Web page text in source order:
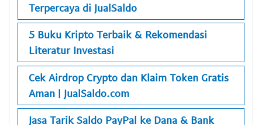
Terpercaya di JualSaldo
5 Buku Kripto Terbaik & Rekomendasi
Literatur Investasi
Cek Airdrop Crypto dan Klaim Token Gratis
Aman | JualSaldo.com
Jasa Tarik Saldo PayPal ke Dana & Bank